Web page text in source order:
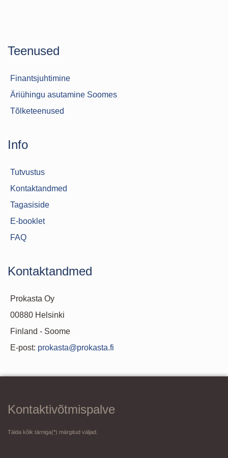
Teenused
Finantsjuhtimine
Äriühingu asutamine Soomes
Tõlketeenused
Info
Tutvustus
Kontaktandmed
Tagasiside
E-booklet
FAQ
Kontaktandmed
Prokasta Oy
00880 Helsinki
Finland - Soome
E-post: prokasta@prokasta.fi
Kontaktivõtmispalve
Täida kõik tärniga(*) märgitud väljad.